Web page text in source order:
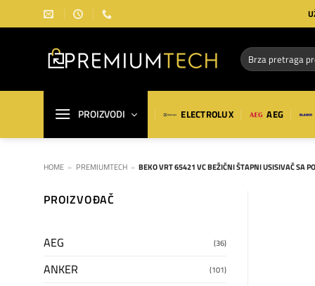
na
Pretraga
za:
PROIZVODI ELECTROLUX AEG
HOME » PREMIUMTECH » BEKO VRT 65421 VC BEŽIČNI ŠTAPNI USISIVAČ SA
PROIZVOĐAČ
AEG (36)
ANKER (101)